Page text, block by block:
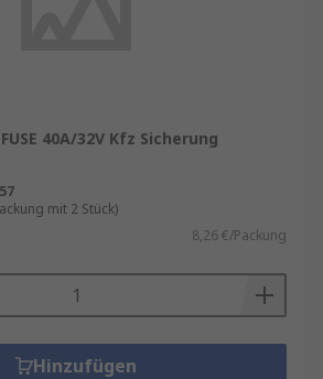
40A/32V Kfz Sicherung
mit 2 Stück)
8,26 €/Packung
Hinzufügen